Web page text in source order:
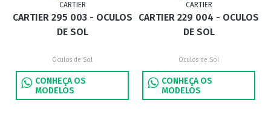
CARTIER
CARTIER 295 003 - OCULOS
DE SOL
Óculos de Sol
CONHEÇA OS
MODELOS
CARTIER
CARTIER 229 004 - OCULOS
DE SOL
Óculos de Sol
CONHEÇA OS
MODELOS